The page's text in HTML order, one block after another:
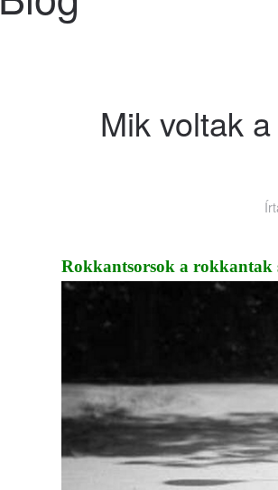
Mik voltak
Rokkantsorsok a rokkantak